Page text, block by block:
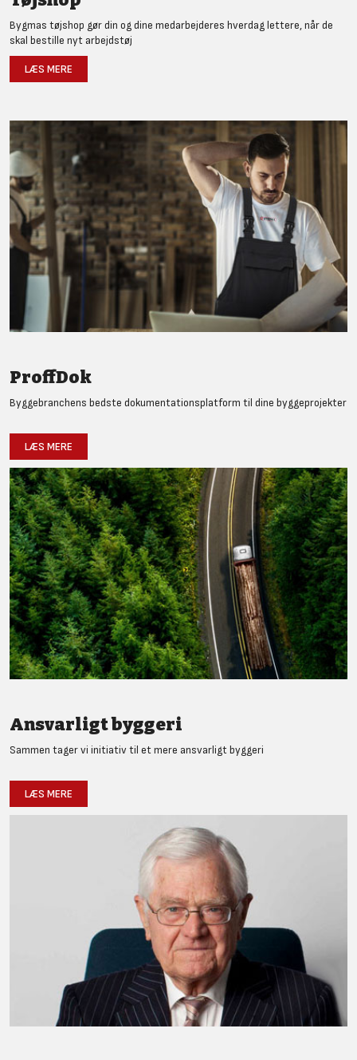
Bygmas tøjshop gør din og dine medarbejderes hverdag lettere, når de
skal bestille nyt arbejdstøj
LÆS MERE
ProffDok
Byggebranchens bedste dokumentationsplatform til dine byggeprojekter
LÆS MERE
Ansvarligt byggeri
Sammen tager vi initiativ til et mere ansvarligt byggeri
LÆS MERE